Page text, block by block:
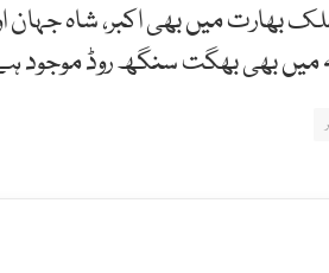
بھارت میں بھی اکبر، شاہ جہان
میں بھی بھگت سنگھ روڈ موجود